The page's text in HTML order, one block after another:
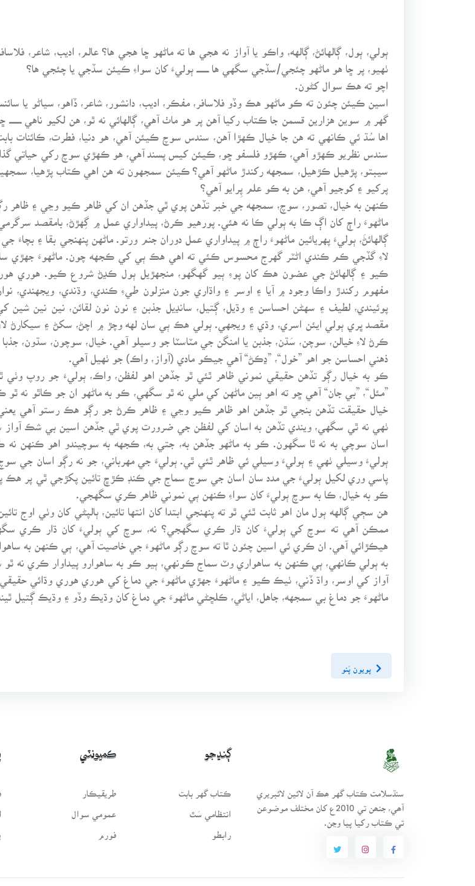
ٻولي، ٻول، ڳالهائڻ، ڳالهه، واڪو يا آواز نه هجي ها ته ماڻهو ڇا هجي ها؟ عالم، اديب، شاعر،
ٺهيو، پر ڇا هو ماڻهو چئجي/سڏجي سگهي ها ــــــــــ ٻوليءَ کان سواءِ ڪيئن سڏجي يا چئجي ها؟
اچو ته هڪ سوال کڻون.
اسين ڪيئن چئون ته ڪو ماڻهو هڪ وڏو فلاسافر، مفڪر، اديب، دانشور، شاعر، ڏاهو، سياڻو
گهر ۾ سوين هزارين قسمن جا ڪتاب رکيا آهن پر هو ماٺ آهي، ڳالهائي نه ٿو، هن لکيو ناهي
اها سُڌ ئي ڪانهي ته هن جا خيال ڪهڙا آهن، سندس سوچ ڪيئن آهي، هو دنيا، فطرت، ڪائنات
سندس نظريو ڪهڙو آهي، ڪهڙو فلسفو ڇو، ڪيئن کيس پسند آهي، هو ڪهڙي سوچ رکي حياتي
سيبتو، پڙهيل ڪڙهيل، سمجهه رکندڙ ماڻهو آهي؟ ڪيئن سمجهون ته هن اهي ڪتاب پڙهيا،
پرکيو ۽ کوجيو آهي، هن به ڪو علم پِرايو آهي؟
ڪنهن به خيال، تصور، سوچ، سمجهه جي خبر تڏهن پوي ٿي جڏهن ان کي ظاهر ڪيو وڃي ۽ ظاهر
ماڻهوءَ راڄ کان اڳ ڪا به ٻولي ڪا نه هئي. پورهيو ڪرڻ، پيداواري عمل ۾ گِهڙڻ، بامقصد
ڳالهائڻَ، ٻوليءَ پهريائين ماڻهوءَ راڄ ۾ پيداواري عمل دوران جنم ورتو. ماڻهن پنهنجي بقا ۽
لاءِ گڏجي ڪم ڪندي اڻٽر گهرج محسوس ڪئي ته اهي هڪ ٻي کي ڪجهه چون. ماڻهوءَ جهڙي
ڪيو ۽ ڳالهائڻ جي عضون هڪ کان پوءِ ٻيو گهگهو، منجهڙيل ٻول ڪڍڻ شروع ڪيو. هوري
مفهوم رکندڙ واڪا وجود ۾ آيا ۽ اوسر ۽ واڌاري جون منزلون طيءِ ڪندي، وڌندي، ويجهندي،
پوئيندي، لطيف ۽ سهڻن احساسن ۽ وڌيل، ڳتيل، سانڍيل جذبن ۽ نون نون لقائن، نين نين شين
مقصد ڀري ٻولي ايئن اسري، وڌي ۽ ويجهي. ٻولي هڪ ٻي سان لهه وچڙ ۾ اچڻ، سکڻ ۽ سيکارڻ
ڪرڻ لاءِ خيالن، سوچن، سَڌن، جذبن يا امنگن جي مٽاسٽا جو وسيلو آهي. خيال، سوچون، سڌون، جذبا
ذهني احساسن جو اهو ”خول“، ”ڍڪڻ“ آهي جيڪو مادي (آواز، واڪ) جو ٺهيل آهي.
ڪو به خيال رڳو تڏهن حقيقي نموني ظاهر ٿئي ٿو جڏهن اهو لفظن، واڪ، ٻوليءَ جو روپ وٺي
”مئل“، ”بي جان“ آهي ڇو ته اهو ٻين ماڻهن کي ملي نه ٿو سگهي، ڪو به ماڻهو ان جو ڪاٿو
خيال حقيقت تڏهن بنجي ٿو جڏهن اهو ظاهر ڪيو وڃي ۽ ظاهر ڪرڻ جو رڳو هڪ رستو آهي يعني
ٺهي نه ٿي سگهي، ويندي تڏهن به اسان کي لفظن جي ضرورت پوي ٿي جڏهن اسين بي شڪ آواز سان
اسان سوچي به نه ٿا سگهون. ڪو به ماڻهو جڏهن به، جتي به، ڪجهه به سوچيندو اهو ڪنهن
ٻوليءَ وسيلي ٺهي ۽ ٻوليءَ وسيلي ئي ظاهر ٿئي ٿي. ٻوليءَ جي مهرباني، جو نه رڳو اسان جي
پاسي وري لکيل ٻوليءَ جي مدد سان اسان جي سوچ سماج جي ڪنڊ ڪڙڇ تائين پکڙجي ٿي پر هڪ
ڪو به خيال، ڪا به سوچ ٻوليءَ کان سواءِ ڪنهن ٻي نموني ظاهر ڪري سگهجي.
هن سڄي ڳالهه ٻول مان اهو ثابت ٿئي ٿو ته پنهنجي ابتدا کان انتها تائين، ٻالپڻي کان وٺي اوج
ممڪن آهي ته سوچ کي ٻوليءَ کان ڌار ڪري سگهجي؟ نه، سوچ کي ٻوليءَ کان ڌار ڪري
هيڪڙائي آهي. ان ڪري ئي اسين چئون ٿا ته سوچ رڳو ماڻهوءَ جي خاصيت آهي، ٻي ڪنهن به
به ٻولي ڪانهي، ٻي ڪنهن به ساهواري وٽ سماج ڪونهي، ٻيو ڪو به ساهوارو پيداوار ڪري نه
آواز کي اوسر، واڌ ڏني، ٺيڪ ڪيو ۽ ماڻهوءَ جهڙي ماڻهوءَ جي دماغ کي هوري هوري وڌائي حقيقي
ماڻهوءَ جو دماغ بي سمجهه، جاهل، اياڻي، ڪلڇڻي ماڻهوءَ جي دماغ کان وڌيڪ وڏو ۽ وڌيڪ ڳتيل
پويون پَنو
سنڌسلامت ڪتاب گهر ھڪ آن لائين لائبريري
آھي، جنھن تي 2010ع کان مختلف موضوعن
تي ڪتاب رکيا پيا وڃن.
ڳنڍجو
ڪتاب گهر بابت
انتظامي سَٿ
رابطو
ڪميونٽي
طريقيڪار
عمومي سوال
فورم